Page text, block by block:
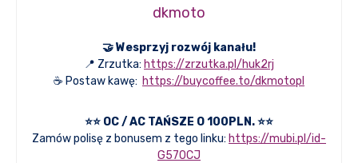
dkmoto
🤝 Wesprzyj rozwój kanału!
📍 Zrzutka: https://zrzutka.pl/huk2rj
☕ Postaw kawę: https://buycoffee.to/dkmotopl
⭐⭐ OC / AC TAŃSZE O 100PLN. ⭐⭐
Zamów polisę z bonusem z tego linku: https://mubi.pl/id-
G570CJ